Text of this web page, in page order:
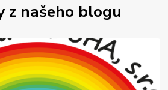
z našeho blogu